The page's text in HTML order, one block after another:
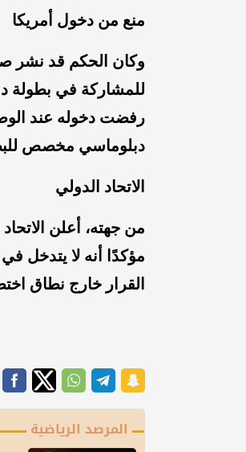
منع من دخول أمريكا
وكان الحكم قد نشر
رفضت دخوله عند
دبلوماسي مخصص
الاتحاد الدولي
من جهته، أعلن
مؤكدًا أنه لا يتدخل
القرار خارج نطاق
المرصد الرياضية